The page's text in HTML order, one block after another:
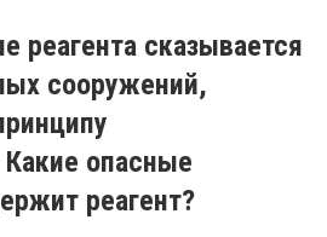
реагента сказывается
сооружений,
опасные
реагент?